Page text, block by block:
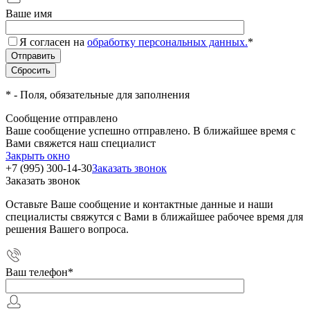
Ваше имя
Я согласен на обработку персональных данных.*
* - Поля, обязательные для заполнения
Сообщение отправлено
Ваше сообщение успешно отправлено. В ближайшее время с
Вами свяжется наш специалист
Закрыть окно
+7 (995) 300-14-30Заказать звонок
Заказать звонок
Оставьте Ваше сообщение и контактные данные и наши
специалисты свяжутся с Вами в ближайшее рабочее время для
решения Вашего вопроса.
Ваш телефон*